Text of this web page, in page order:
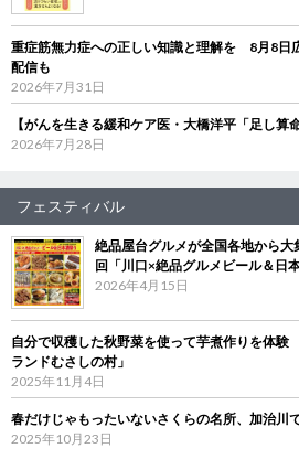
重症筋無力症への正しい知識と理解を 8月8日
配信も
2026年7月31日
【がんを生きる緩和ケア医・大橋洋平「足し算
2026年7月28日
フェスティバル
絶品屋台グルメが全国各地から
回「川口×絶品グルメビール＆日
2026年4月15日
自分で収穫した秋野菜を使って芋煮作りを体
ランドむさしの村」
2025年11月4日
春だけじゃもったいないさくらの名所、加治川
2025年10月23日